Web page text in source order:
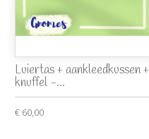
Luiertas + aankleedkussen +
knuffel -...
€ 60,00